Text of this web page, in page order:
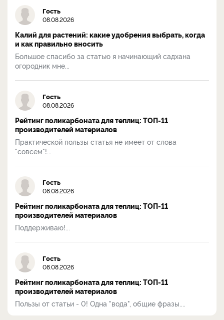
Гость
08.08.2026
Калий для растений: какие удобрения выбрать, когда
и как правильно вносить
Большое спасибо за статью я начинающий садхана
огородник мне...
Гость
08.08.2026
Рейтинг поликарбоната для теплиц: ТОП-11
производителей материалов
Практической пользы статья не имеет от слова
"совсем"!...
Гость
08.08.2026
Рейтинг поликарбоната для теплиц: ТОП-11
производителей материалов
Поддерживаю!...
Гость
08.08.2026
Рейтинг поликарбоната для теплиц: ТОП-11
производителей материалов
Пользы от статьи - 0! Одна "вода", общие фразы....